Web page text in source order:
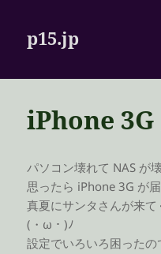
p15.jp
iPhone 3G
パソコン壊れて NAS が
思ったら iPhone 3G が
真夏にサンタさんが来
(・ω・)ﾉ
設定でいろいろ困ったの